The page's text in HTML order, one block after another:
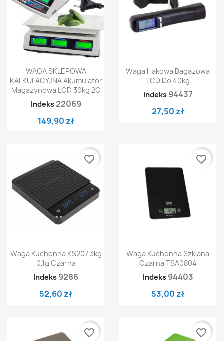
WAGA SKLEPOWA
KALKULACYJNA Akumulator
Magazynowa LCD 30kg 2G
Indeks 22069
149,90 zł
Waga Hakowa Bagażowa
LCD Do 40kg
Indeks 94437
27,50 zł
Waga Kuchenna KS207 3kg
0,1g Czarna
Indeks 9286
52,60 zł
favorite_border
Waga Kuchenna Szklana
Czarna TSA0804
Indeks 94403
53,00 zł
favorite_border
favorite_border favorite_border